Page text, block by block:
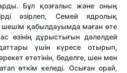
Бұл қозғалыс және оның
әзірлеп, Семей ядролық
қабылдауымда маған өте
өзінің дұрыстығын дәлелдей
үшін күресе отырып,
ететінін, беделге, шен мен
өткім келеді. Осыған орай,